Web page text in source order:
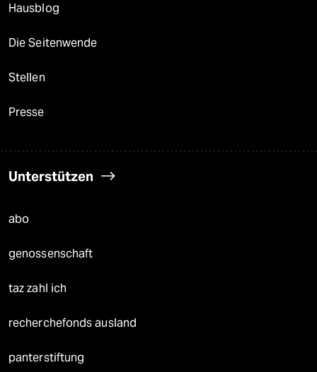
Hausblog
Die Seitenwende
Stellen
Presse
Unterstützen
abo
genossenschaft
taz zahl ich
recherchefonds ausland
panterstiftung